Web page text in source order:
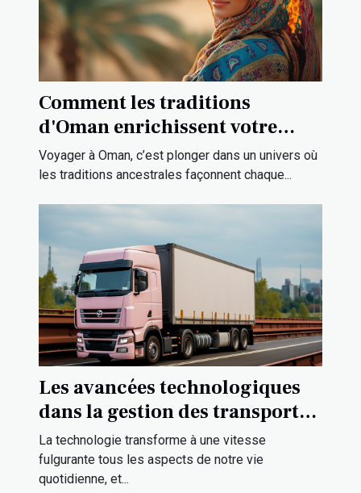
Comment les traditions
d'Oman enrichissent votre
expérience de voyage ?
Voyager à Oman, c’est plonger dans un univers où
les traditions ancestrales façonnent chaque...
Les avancées technologiques
dans la gestion des transports à
Strasbourg
La technologie transforme à une vitesse
fulgurante tous les aspects de notre vie
quotidienne, et...